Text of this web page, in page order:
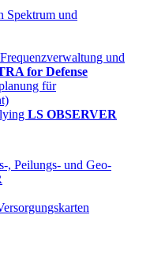
Spektrum und
und
for Defense
für
LS OBSERVER
, Peilungs- und Geo-